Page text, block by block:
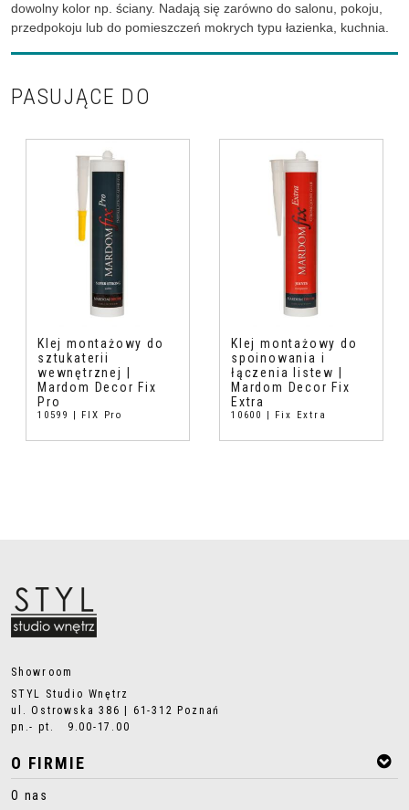
dowolny kolor np. ściany. Nadają się zarówno do salonu, pokoju,
przedpokoju lub do pomieszczeń mokrych typu łazienka, kuchnia.
PASUJĄCE DO
Klej montażowy do
sztukaterii
wewnętrznej |
Mardom Decor Fix
Pro
10599 | FIX Pro
Klej montażowy do
spoinowania i
łączenia listew |
Mardom Decor Fix
Extra
10600 | Fix Extra
Showroom
STYL Studio Wnętrz
ul. Ostrowska 386 | 61-312 Poznań
pn.- pt. 9.00-17.00
O FIRMIE
O nas